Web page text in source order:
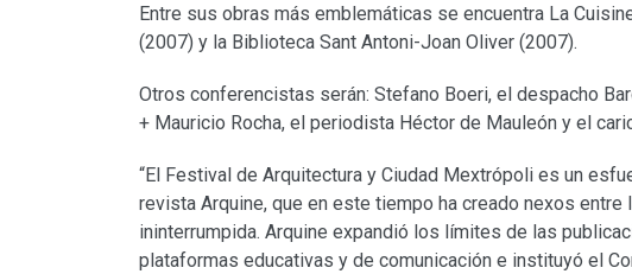
Entre sus obras más emblemáticas se encuentra La
(2007) y la Biblioteca Sant Antoni-Joan Oliver (2007).
Otros conferencistas serán: Stefano Boeri, el despacho
+ Mauricio Rocha, el periodista Héctor de Mauleón y el
“El Festival de Arquitectura y Ciudad Mextrópoli es un
revista Arquine, que en este tiempo ha creado nexos entre
ininterrumpida. Arquine expandió los límites de las
plataformas educativas y de comunicación e instituyó el